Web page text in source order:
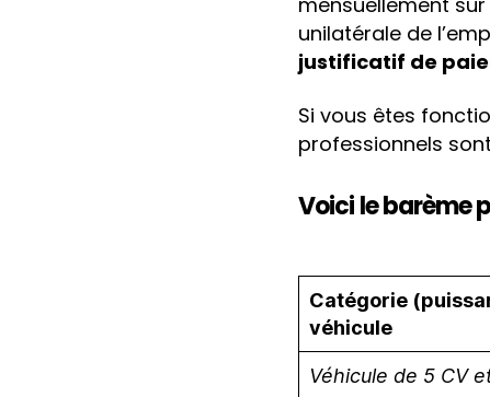
unilatérale de
justificatif de
Si vous êtes
professionnels
Voici le barème
Catégorie
véhicule
Véhicule de 5 CV